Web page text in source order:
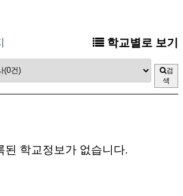
학교별로 보기
검
색
된 학교정보가 없습니다.